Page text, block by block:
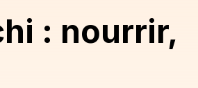
: nourrir,